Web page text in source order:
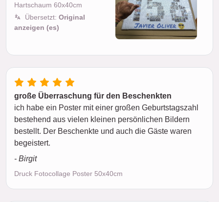
Hartschaum 60x40cm
Übersetzt: Original
anzeigen (es)
große Überraschung für den Beschenkten
ich habe ein Poster mit einer großen Geburtstagszahl
bestehend aus vielen kleinen persönlichen Bildern
bestellt. Der Beschenkte und auch die Gäste waren
begeistert.
- Birgit
Druck Fotocollage Poster 50x40cm